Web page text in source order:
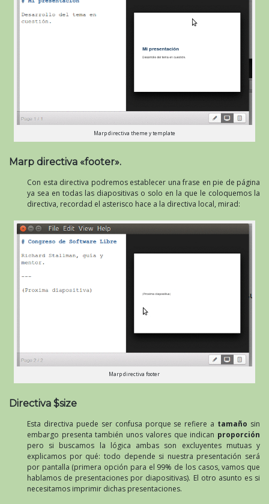
Marp directiva theme y template
Marp directiva «footer».
Con esta directiva podremos establecer una frase en pie de página
ya sea en todas las diapositivas o solo en la que le coloquemos la
directiva, recordad el asterisco hace a la directiva local, mirad:
Marp directiva footer
Directiva $size
Esta directiva puede ser confusa porque se refiere a tamaño sin
embargo presenta también unos valores que indican proporción
pero si buscamos la lógica ambas son excluyentes mutuas y
explicamos por qué: todo depende si nuestra presentación será
por pantalla (primera opción para el 99% de los casos, vamos que
hablamos de presentaciones por diapositivas). El otro asunto es si
necesitamos imprimir dichas presentaciones.